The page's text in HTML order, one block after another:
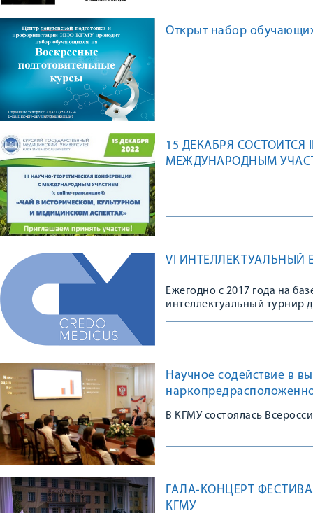
Открыт набор
15 ДЕКАБРЯ
МЕЖДУНАРОДНЫМ
VI ИНТЕЛЛЕКТУАЛЬНЫЙ
Ежегодно с 2017 года на
интеллектуальный турнир
Научное содействие в
В КГМУ состоялась
ГАЛА-КОНЦЕРТ
КГМУ